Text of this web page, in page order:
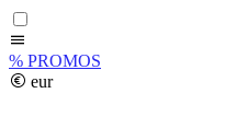
% PROMOS
eur